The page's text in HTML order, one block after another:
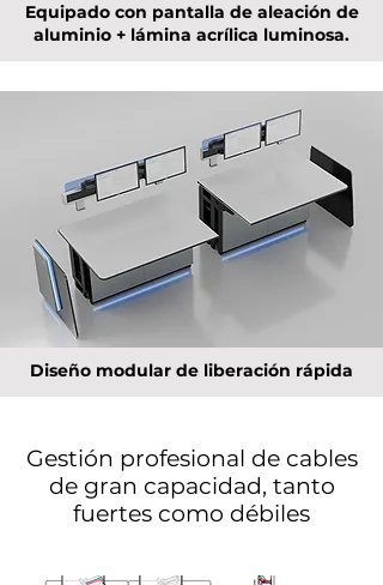
Equipado con pantalla de aleación de
aluminio + lámina acrílica luminosa.
Diseño modular de liberación rápida
Gestión profesional de cables
de gran capacidad, tanto
fuertes como débiles